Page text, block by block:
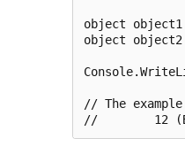
object
object
// The